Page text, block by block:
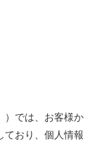
）では、お客様か
ており、個人情報